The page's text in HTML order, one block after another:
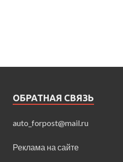
ОБРАТНАЯ СВЯЗЬ
auto_forpost@mail.ru
Реклама на сайте